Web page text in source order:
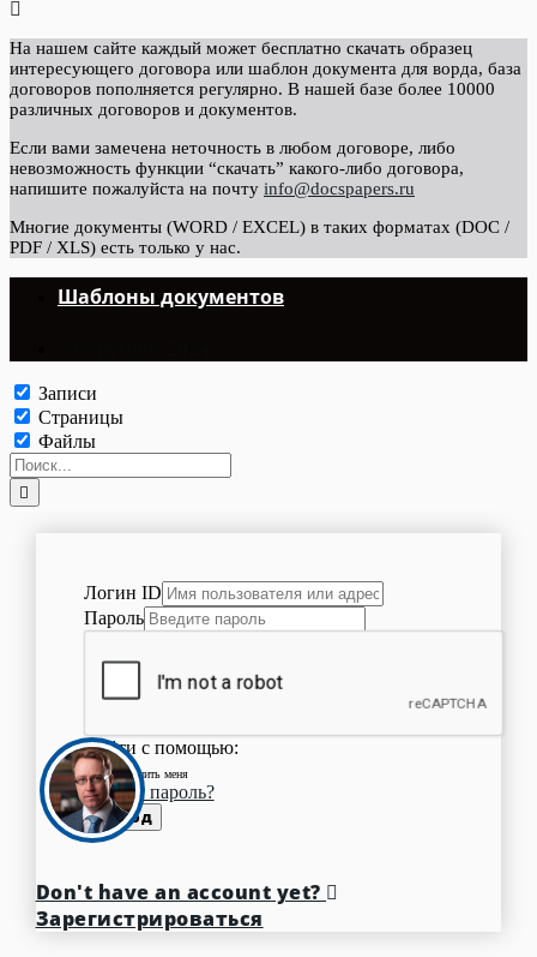
На нашем сайте каждый может бесплатно скачать образец
интересующего договора или шаблон документа для ворда, база
договоров пополняется регулярно. В нашей базе более 10000
различных договоров и документов.
Если вами замечена неточность в любом договоре, либо
невозможность функции “скачать” какого-либо договора,
напишите пожалуйста на почту info@docspapers.ru
Многие документы (WORD / EXCEL) в таких форматах (DOC /
PDF / XLS) есть только у нас.
Шаблоны документов
Записи
Страницы
Файлы
Логин ID
Пароль
Войти с помощью:
Запомнить меня
Забыли пароль?
Вход
Don't have an account yet?
Зарегистрироваться